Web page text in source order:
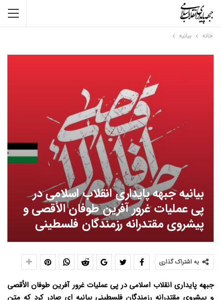
خانه بیانیه
بیانیه جبهه پایداری انقلاب اسلامی در
پی عملیات غرور آفرین طوفان الأقصی و
پیشروی مقتدرانه رزمندگان فلسطینی
به اشتراک گذاری
جبهه پایداری انقلاب اسلامی در پی عملیات غرور آفرین طوفان الأقصی
و پیشروی مقتدرانه رزمندگان فلسطینی بیانیه ای صادر کرد که متن